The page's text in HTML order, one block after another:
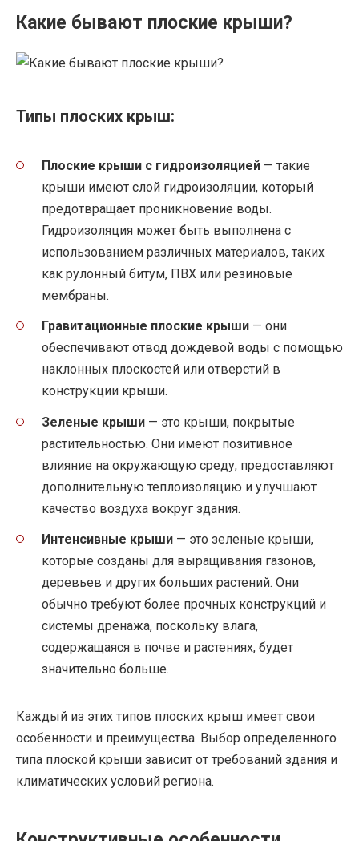
Какие бывают плоские крыши?
Типы плоских крыш:
Плоские крыши с гидроизоляцией — такие
крыши имеют слой гидроизоляции, который
предотвращает проникновение воды.
Гидроизоляция может быть выполнена с
использованием различных материалов, таких
как рулонный битум, ПВХ или резиновые
мембраны.
Гравитационные плоские крыши — они
обеспечивают отвод дождевой воды с помощью
наклонных плоскостей или отверстий в
конструкции крыши.
Зеленые крыши — это крыши, покрытые
растительностью. Они имеют позитивное
влияние на окружающую среду, предоставляют
дополнительную теплоизоляцию и улучшают
качество воздуха вокруг здания.
Интенсивные крыши — это зеленые крыши,
которые созданы для выращивания газонов,
деревьев и других больших растений. Они
обычно требуют более прочных конструкций и
системы дренажа, поскольку влага,
содержащаяся в почве и растениях, будет
значительно больше.
Каждый из этих типов плоских крыш имеет свои
особенности и преимущества. Выбор определенного
типа плоской крыши зависит от требований здания и
климатических условий региона.